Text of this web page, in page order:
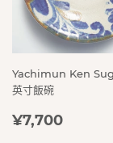
Yachimun Ken
英寸飯碗
定
¥7,700